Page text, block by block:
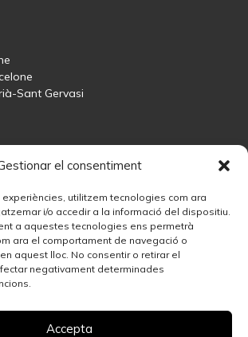
el consentiment
utilitzem tecnologies com ara
i/o accedir a la informació del dispositiu.
a aquestes tecnologies ens permetrà
ara el comportament de navegació o
aquest lloc. No consentir o retirar el
negativament determinades
Accepta
Sant Gervasi
Tiana
Teià
à Salamanque
Madrid pour investir dans l’immobilier